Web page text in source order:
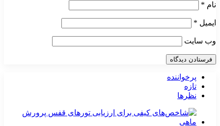
نام *
ایمیل *
وب‌ سایت
پرخواننده
تازه
نظرها